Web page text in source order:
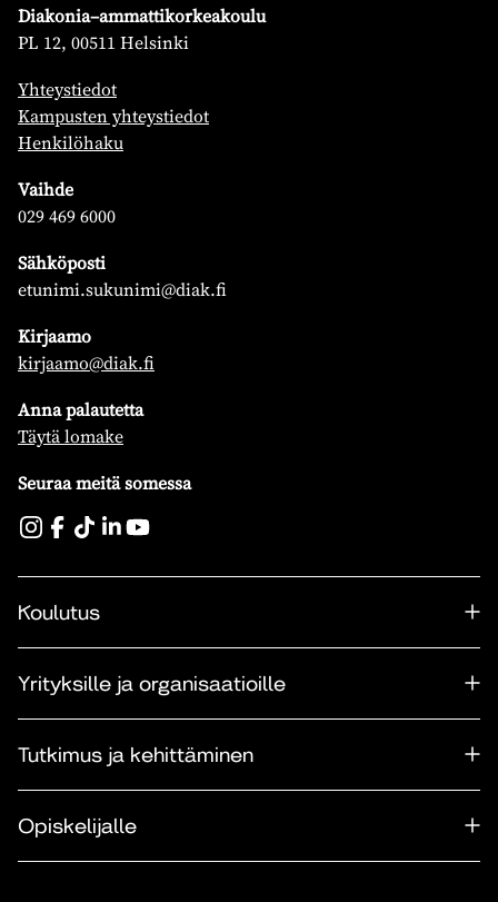
Diakonia–ammattikorkeakoulu
PL 12, 00511 Helsinki
Yhteystiedot
Kampusten yhteystiedot
Henkilöhaku
Vaihde
029 469 6000
Sähköposti
etunimi.sukunimi@diak.fi
Kirjaamo
kirjaamo@diak.fi
Anna palautetta
Täytä lomake
Seuraa meitä somessa
Koulutus
Yrityksille ja organisaatioille
Tutkimus ja kehittäminen
Opiskelijalle